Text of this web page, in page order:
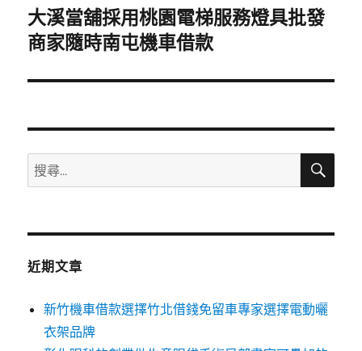
下
一
文
大溪當舖採用桃園電梯服務燈具批發
商家隨時南屯機車借款
搜
尋
鍵
搜
近期文章
新竹機車借款選擇竹北借錢免留車專家選擇電動曬
衣架品牌